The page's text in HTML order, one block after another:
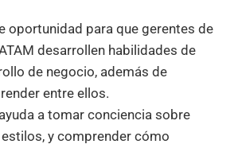
oportunidad para que gerentes de
desarrollen habilidades de
de negocio, además de
entre ellos.
a tomar conciencia sobre
y comprender cómo